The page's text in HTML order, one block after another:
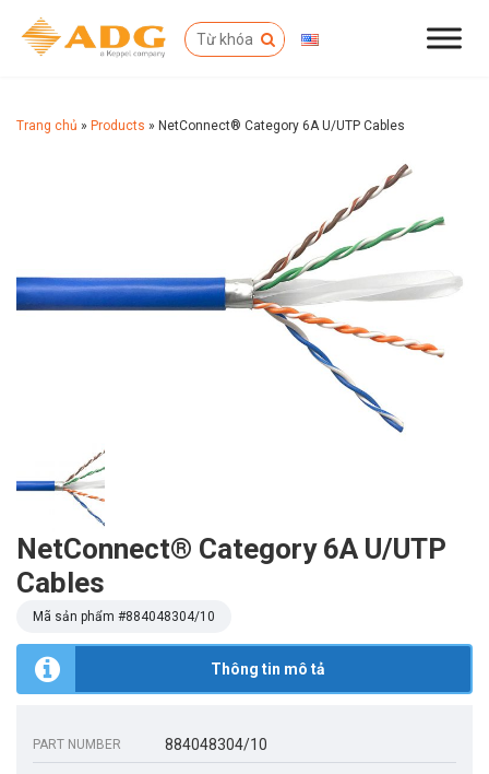
Trang chủ » Products » NetConnect® Category 6A U/UTP Cables
NetConnect® Category 6A U/UTP
Cables
Mã sản phẩm #884048304/10
Thông tin mô tả
PART NUMBER 884048304/10